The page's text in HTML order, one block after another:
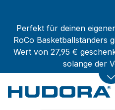
Perfekt für deinen
RoCo Basketballständers
Wert von 27,95 €
solange der